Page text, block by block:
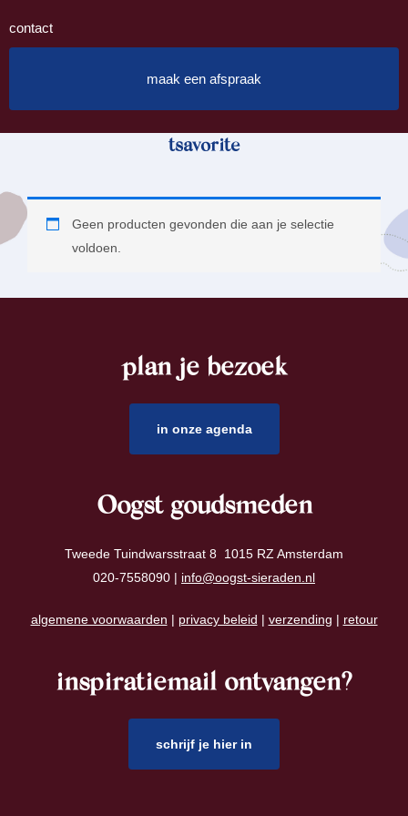
contact
maak een afspraak
tsavorite
Geen producten gevonden die aan je selectie
voldoen.
plan je bezoek
in onze agenda
Oogst goudsmeden
Tweede Tuindwarsstraat 8 1015 RZ Amsterdam
020-7558090 | info@oogst-sieraden.nl
algemene voorwaarden | privacy beleid | verzending | retour
inspiratiemail ontvangen?
schrijf je hier in